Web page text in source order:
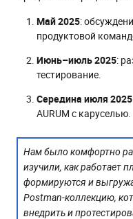
Май 2025:
продуктовой
Июнь–июль 2025:
тестирование.
Середина июля 2025
AURUM с каруселью.
Нам было комфортно
изучили, как работает
формируются и
Postman-коллекцию,
внедрить и